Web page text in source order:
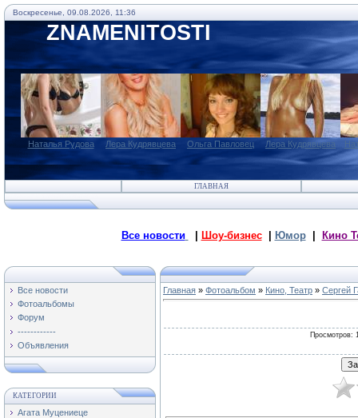
Воскресенье, 09.08.2026, 11:36
ZNAMENITOSTI
Наталья Рудова Лера Кудрявцева Ольга Павловец Лера Кудрявцева
ГЛАВНАЯ
Все новости Шоу-бизнес| Юмор| Кино
Все новости
Фотоальбомы
Форум
------------
Объявления
КАТЕГОРИИ
Агата Муцениеце
Главная » Фотоальбом » Кино, Театр » Сергей
Просмотров: